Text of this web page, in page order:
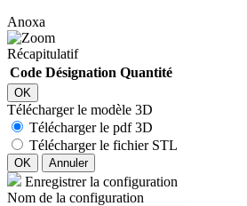
Anoxa
Récapitulatif
Code Désignation Quantité
OK
Télécharger le modèle 3D
Télécharger le pdf 3D
Télécharger le fichier STL
OK Annuler
Enregistrer la configuration
Nom de la configuration